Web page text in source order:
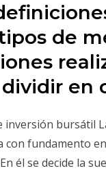
de
en
bursátil
fundamento
él se decide la